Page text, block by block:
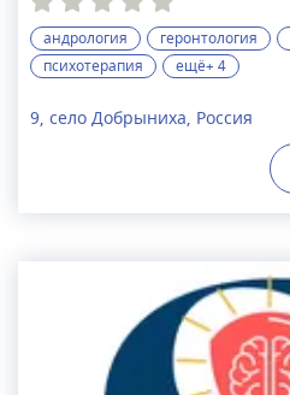
андрология геронтология
психотерапия
ещё+ 4
9, село Добрыниха, Россия